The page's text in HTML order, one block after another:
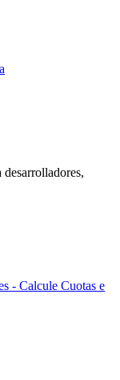
desarrolladores,
- Calcule Cuotas e